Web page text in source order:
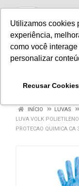
Utilizamos cookies
experiência,
como você
personalizar
Recusar Cookies
INÍCIO LUVAS
LUVA VOLK
PROTECAO QUIMICA CA